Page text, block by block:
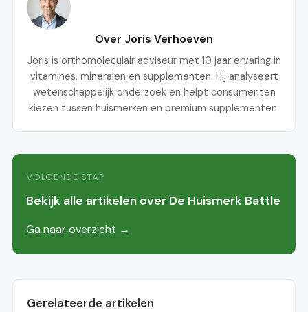
Over Joris Verhoeven
Joris is orthomoleculair adviseur met 10 jaar ervaring in
vitamines, mineralen en supplementen. Hij analyseert
wetenschappelijk onderzoek en helpt consumenten
kiezen tussen huismerken en premium supplementen.
VOLGENDE STAP
Bekijk alle artikelen over De Huismerk Battle
Ga naar overzicht →
Gerelateerde artikelen